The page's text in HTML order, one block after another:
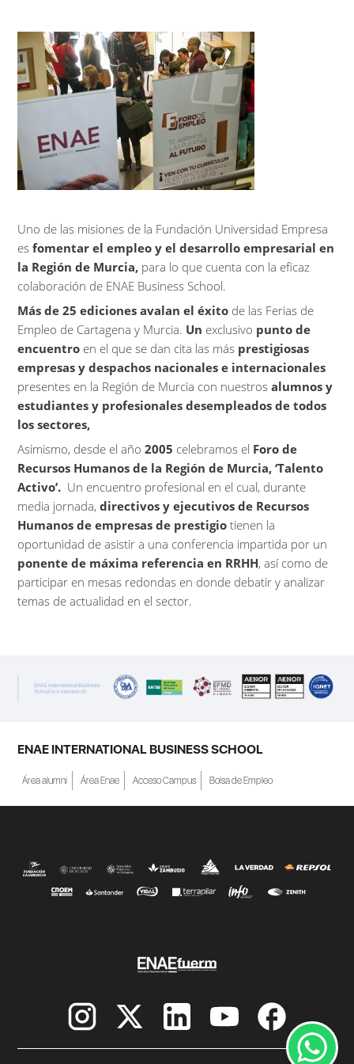
Uno de las misiones de la Fundación Universidad Empresa
esfomentar el empleo y el desarrollo empresarial en
la Región de Murcia, para lo que cuenta con la eficaz
colaboración de ENAE Business School.
Más de 25 ediciones avalan el éxito de las Ferias de
Empleo de Cartagena y Murcia. Un exclusivo punto de
encuentro en el que se dan cita las más prestigiosas
empresas y despachos nacionales e internacionales
presentes en la Región de Murcia con nuestrosalumnos y
estudiantes y profesionales desempleados de todos
los sectores,
Asimismo, desde el año2005 celebramos el Foro de
Recursos Humanos de la Región de Murcia, ‘Talento
Activo’. Un encuentro profesional en el cual, durante
media jornada,directivos y ejecutivos de Recursos
Humanos de empresas de prestigio tienen la
oportunidad de asistir a una conferencia impartida por un
ponente de máxima referencia en RRHH, así como de
participar en mesas redondas en donde debatir y analizar
temas de actualidad en el sector.
ENAE INTERNATIONAL BUSINESS SCHOOL
Área alumni Área Enae Acceso Campus Bolsa de Empleo